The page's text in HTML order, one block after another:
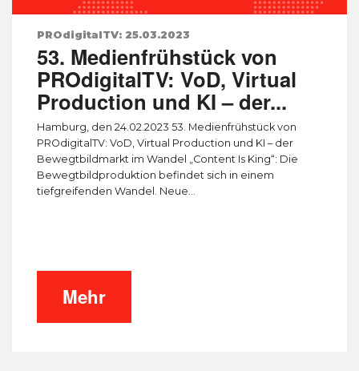
PROdigitalTV: 25.03.2023
53. Medienfrühstück von
PROdigitalTV: VoD, Virtual
Production und KI – der...
Hamburg, den 24.02.2023 53. Medienfrühstück von
PROdigitalTV: VoD, Virtual Production und KI – der
Bewegtbildmarkt im Wandel „Content Is King“: Die
Bewegtbildproduktion befindet sich in einem
tiefgreifenden Wandel. Neue...
Mehr